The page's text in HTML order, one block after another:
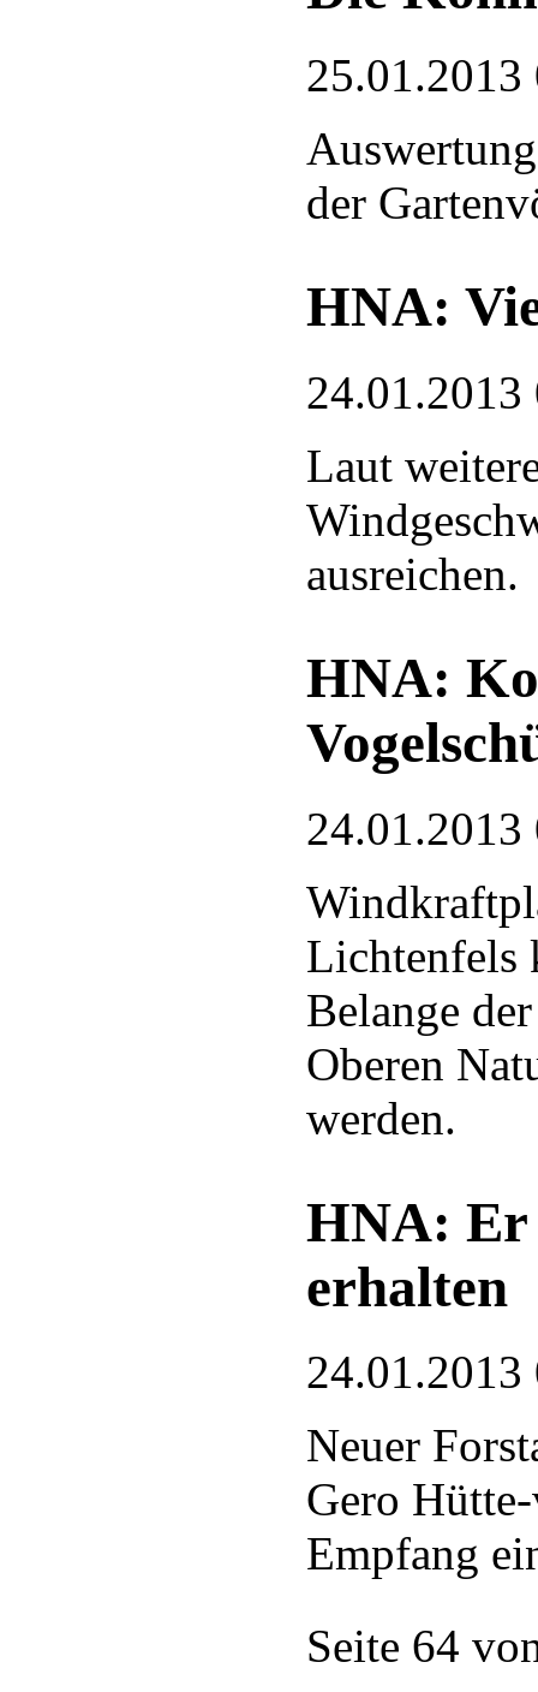
25.01.2013
der
HNA:
24.01.2013
Laut
ausreichen.
HNA:
24.01.2013
Lichtenfels
Belange
Oberen
werden.
HNA: Er
erhalten
24.01.2013
Neuer
Gero
Empfang
Seite 64